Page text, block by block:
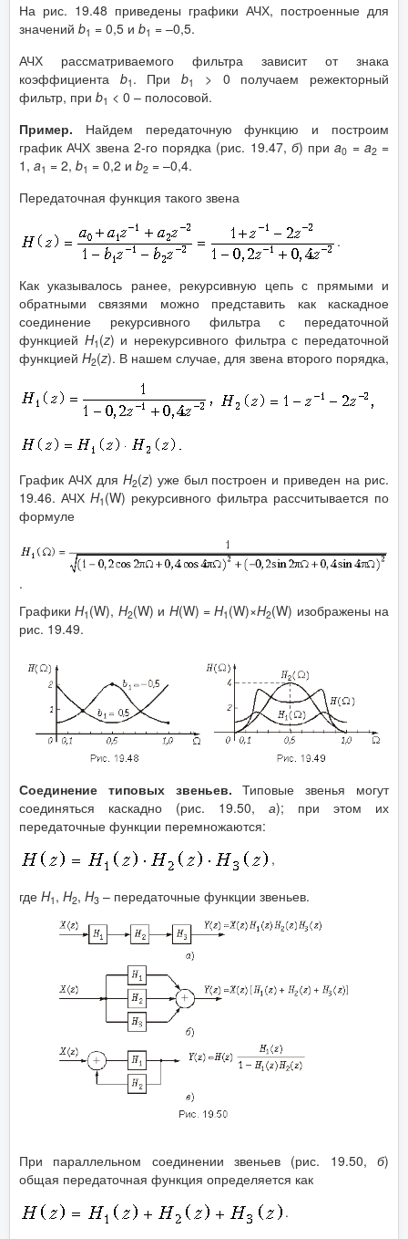
На рис. 19.48 приведены графики АЧХ, построенные для
значений b1 = 0,5 и b1 = –0,5.
АЧХ рассматриваемого фильтра зависит от знака
коэффициента b1 . Приb1
> 0 получаем режекторный
фильтр, при b1 < 0 – полосовой.
Пример. Найдем передаточную функцию и построим
график АЧХ звена 2-го порядка (рис. 19.47, б) приa0 = a2=
1, a1 = 2, b1 = 0,2 и b2 = –0,4.
Передаточная функция такого звена
.
Как указывалось ранее, рекурсивную цепь с прямыми и
обратными связями можно представить как каскадное
соединение рекурсивного фильтра с передаточной
функцией H1 (z) и нерекурсивного фильтра с передаточной
функцией H2(z). В нашем случае, для звена второго порядка,
График АЧХ для H2(z) уже был построен и приведен на рис.
19.46. АЧХ H1 (W) рекурсивного фильтра рассчитывается по
формуле
.
ГрафикиH1 (W), H2(W) и H(W) =H1 (W)×H2(W) изображены на
рис. 19.49.
Соединение типовых звеньев. Типовые звенья могут
соединяться каскадно (рис. 19.50, а); при этом их
передаточные функции перемножаются:
,
где H1 , H2, H3 – передаточные функции звеньев.
При параллельном соединении звеньев (рис. 19.50, б)
общая передаточная функция определяется как
.